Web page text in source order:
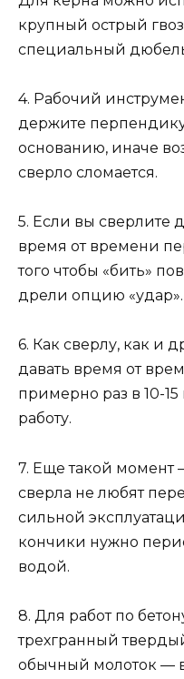
крупный острый
специальный
4. Рабочий
держите
основанию, иначе
сверло сломается.
5. Если вы сверлите
время от времени
того чтобы «бить»
дрели опцию «удар».
6. Как сверлу, как и
давать время от
примерно раз в 10-
работу.
7. Еще такой момент
сверла не любят
сильной
кончики нужно
водой.
8. Для работ по
трехгранный
обычный молоток —